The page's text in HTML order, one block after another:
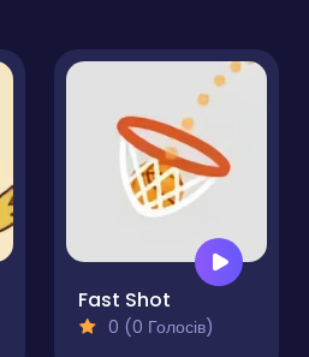
Fast Shot
0 (0 Голосів)